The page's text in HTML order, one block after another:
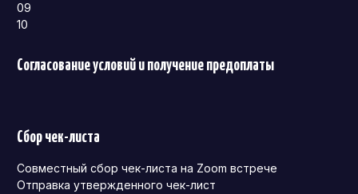
09
10
Согласование условий и получение предоплаты
Сбор чек-листа
Совместный сбор чек-листа на Zoom встрече
Отправка утвержденного чек-лист